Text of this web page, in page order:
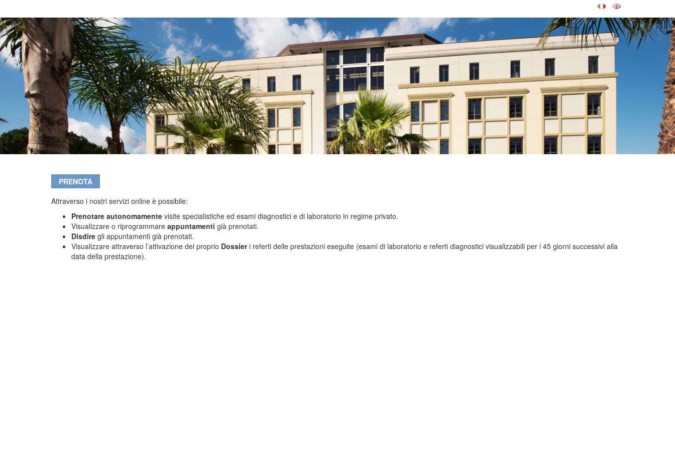
PRENOTA
Attraverso i nostri servizi online è possibile:
Prenotare autonomamente visite specialistiche ed esami diagnostici e di laboratorio in regime privato.
Visualizzare o riprogrammare appuntamenti già prenotati.
Disdire gli appuntamenti già prenotati.
Visualizzare attraverso l’attivazione del proprio Dossieri referti delle prestazioni eseguite (esami di laboratorio e referti diagnostici visualizzabili per i 45 giorni successivi alla
data della prestazione).